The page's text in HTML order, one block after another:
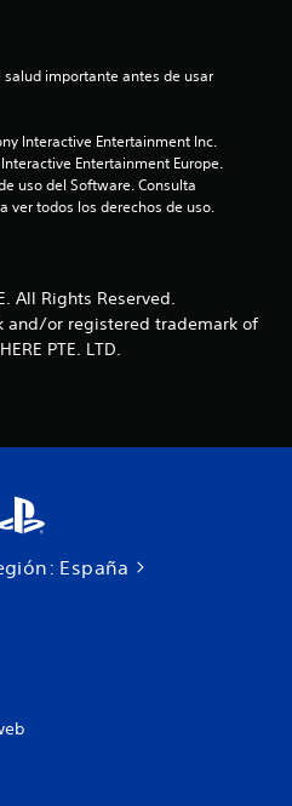
i
c
a
c
o
s
Interactive Entertainment Inc.
Entertainment Europe.
uso del Software. Consulta
ver todos los derechos de uso.
All Rights Reserved.
and/or registered trademark of
PTE. LTD.
España